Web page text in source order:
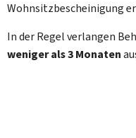
Wohnsitzbescheinigung
In der Regel verlangen
weniger als 3 Monaten